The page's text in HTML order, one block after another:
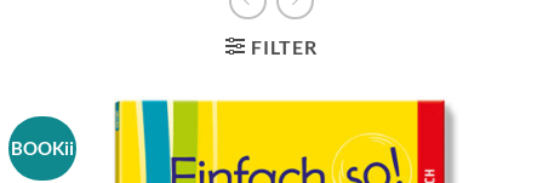
FILTER
BOOKii